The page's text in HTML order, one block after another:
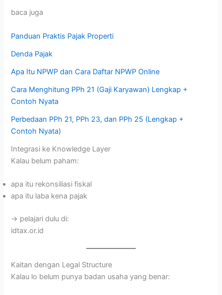
baca juga
Panduan Praktis Pajak Properti
Denda Pajak
Apa Itu NPWP dan Cara Daftar NPWP Online
Cara Menghitung PPh 21 (Gaji Karyawan) Lengkap +
Contoh Nyata
Perbedaan PPh 21, PPh 23, dan PPh 25 (Lengkap +
Contoh Nyata)
Integrasi ke Knowledge Layer
Kalau belum paham:
apa itu rekonsiliasi fiskal
apa itu laba kena pajak
→ pelajari dulu di:
idtax.or.id
Kaitan dengan Legal Structure
Kalau lo belum punya badan usaha yang benar: